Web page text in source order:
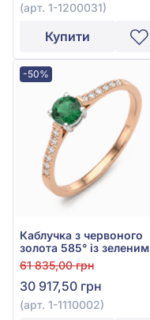
(арт. 1-1200031)
Купити
-50%
Каблучка з червоного
золота 585° із зеленим
смарагдом 0,31ct та
діамантом 0,1ct, арт. 1-
1110002
61 835,00 грн
30 917,50 грн
(арт. 1-1110002)